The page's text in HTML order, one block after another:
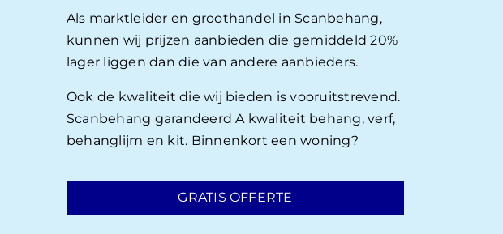
Als marktleider en groothandel in Scanbehang,
kunnen wij prijzen aanbieden die gemiddeld 20%
lager liggen dan die van andere aanbieders.
Ook de kwaliteit die wij bieden is vooruitstrevend.
Scanbehang garandeerd A kwaliteit behang, verf,
behanglijm en kit. Binnenkort een woning?
GRATIS OFFERTE